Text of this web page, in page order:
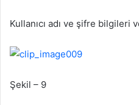
Kullanıcı adı ve şifre bilgileri
Şekil – 9